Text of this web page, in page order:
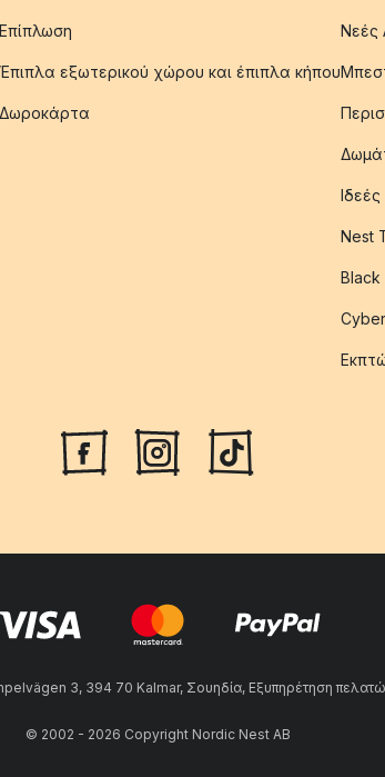
Επίπλωση
Έπιπλα εξωτερικού χώρου και έπιπλα κήπου
Δωροκάρτα
Νεές
Nest
Black
3, 394 70 Kalmar, Σουηδία, Εξυπηρέτηση
© 2002 - 2026 Copyright Nordic Nest AB